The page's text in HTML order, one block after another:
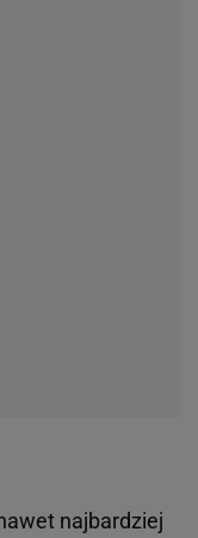
najbardziej